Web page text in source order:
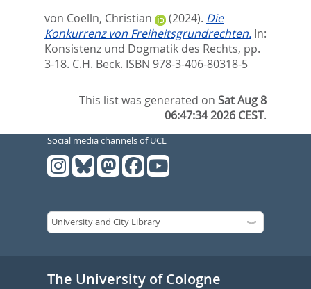
von Coelln, Christian
(2024). Die
Konkurrenz von Freiheitsgrundrechten. In:
Konsistenz und Dogmatik des Rechts, pp.
3-18. C.H. Beck. ISBN 978-3-406-80318-5
This list was generated onSat Aug 8
06:47:34 2026 CEST.
Social media channels of UCL
The University of Cologne